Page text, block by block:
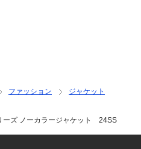
ファッション
ジャケット
ーズ ノーカラージャケット 24SS